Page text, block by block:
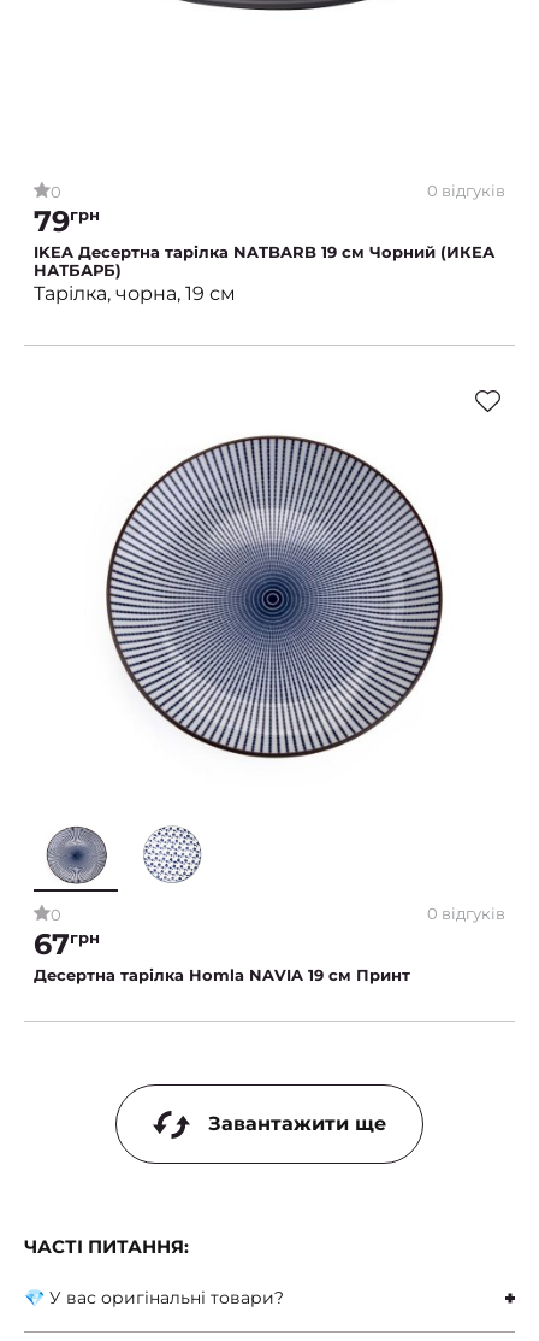
0 0 відгуків
79грн
IKEA Десертна тарілка NATBARB 19 см Чорний (ИКЕА
НАТБАРБ)
Тарілка, чорна, 19 см
0 0 відгуків
67грн
Десертна тарілка Homla NAVIA 19 см Принт
Завантажити ще
ЧАСТІ ПИТАННЯ:
💎 У вас оригінальні товари?